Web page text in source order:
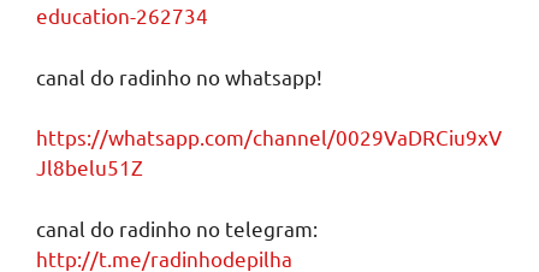
education-262734
canal do radinho no whatsapp!
https://whatsapp.com/channel/0029VaDRCiu9xV
Jl8belu51Z
canal do radinho no telegram:
http://t.me/radinhodepilha